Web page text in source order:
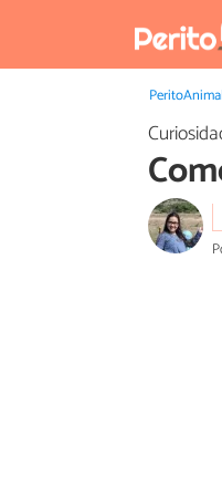
PeritoAnimal